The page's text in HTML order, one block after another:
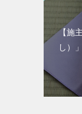
【施
し）